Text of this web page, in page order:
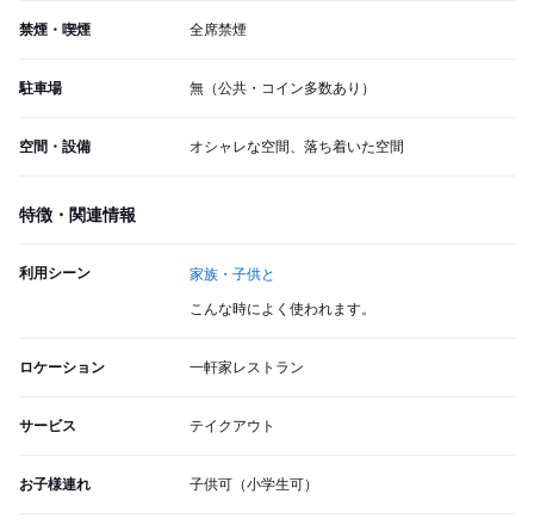
禁煙・喫煙 全席禁煙
駐車場 無（公共・コイン多数あり）
空間・設備 オシャレな空間、落ち着いた空間
特徴・関連情報
利用シーン 家族・子供と
こんな時によく使われます。
ロケーション 一軒家レストラン
サービス テイクアウト
お子様連れ 子供可（小学生可）